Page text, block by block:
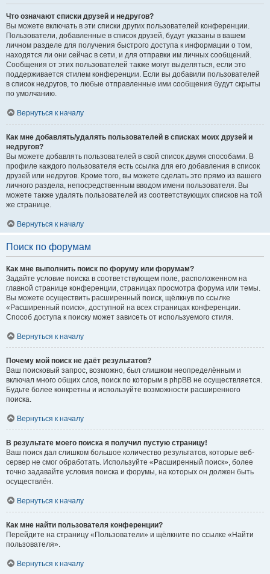
Что означают списки друзей и недругов?
Вы можете включать в эти списки других пользователей конференции.
Пользователи, добавленные в список друзей, будут указаны в вашем
личном разделе для получения быстрого доступа к информации о том,
находятся ли они сейчас в сети, и для отправки им личных сообщений.
Сообщения от этих пользователей также могут выделяться, если это
поддерживается стилем конференции. Если вы добавили пользователей
в список недругов, то любые отправленные ими сообщения будут скрыты
по умолчанию.
Вернуться к началу
Как мне добавлять/удалять пользователей в списках моих друзей и
недругов?
Вы можете добавлять пользователей в свой список двумя способами. В
профиле каждого пользователя есть ссылка для его добавления в список
друзей или недругов. Кроме того, вы можете сделать это прямо из вашего
личного раздела, непосредственным вводом имени пользователя. Вы
можете также удалять пользователей из соответствующих списков на той
же странице.
Вернуться к началу
Поиск по форумам
Как мне выполнить поиск по форуму или форумам?
Задайте условие поиска в соответствующем поле, расположенном на
главной странице конференции, страницах просмотра форума или темы.
Вы можете осуществить расширенный поиск, щёлкнув по ссылке
«Расширенный поиск», доступной на всех страницах конференции.
Способ доступа к поиску может зависеть от используемого стиля.
Вернуться к началу
Почему мой поиск не даёт результатов?
Ваш поисковый запрос, возможно, был слишком неопределённым и
включал много общих слов, поиск по которым в phpBB не осуществляется.
Будьте более конкретны и используйте возможности расширенного
поиска.
Вернуться к началу
В результате моего поиска я получил пустую страницу!
Ваш поиск дал слишком большое количество результатов, которые веб-
сервер не смог обработать. Используйте «Расширенный поиск», более
точно задавайте условия поиска и форумы, на которых он должен быть
осуществлён.
Вернуться к началу
Как мне найти пользователя конференции?
Перейдите на страницу «Пользователи» и щёлкните по ссылке «Найти
пользователя».
Вернуться к началу